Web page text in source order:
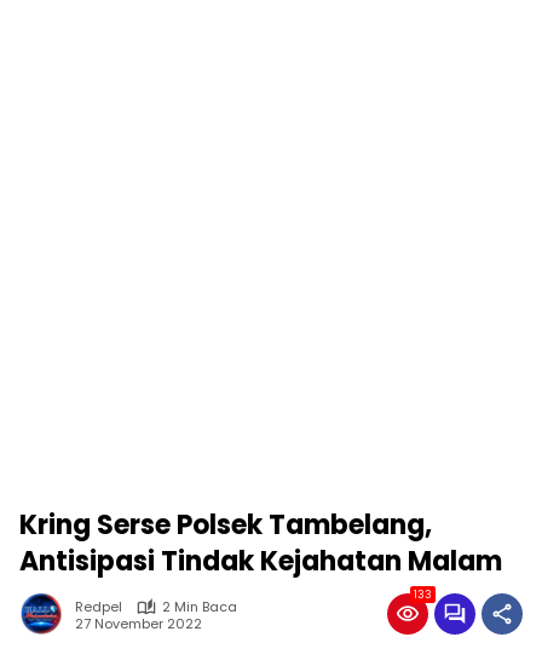
Kring Serse Polsek Tambelang,
Antisipasi Tindak Kejahatan Malam
Redpel
2 Min Baca
27 November 2022
133